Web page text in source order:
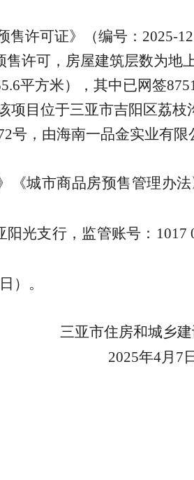
售许可证》（编号： 2025-12
售许可 ，房屋建筑层数为地
平方米） ， 其中已网签
项目位于三亚市吉阳区荔枝
号，由海南一品金实业有限
《城市商品房预售管理办法
阳光支行 ，监管账号： 1017
日）。
三亚市住房和城乡
2025年4月 7